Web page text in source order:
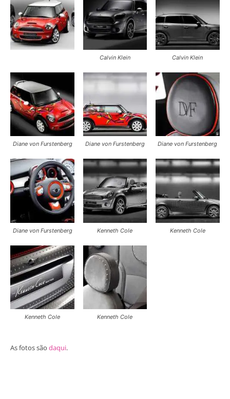
Calvin Klein Calvin Klein
Diane von Furstenberg Diane von Furstenberg Diane von Furstenberg
Diane von Furstenberg Kenneth Cole Kenneth Cole
Kenneth Cole Kenneth Cole
As fotos são daqui.